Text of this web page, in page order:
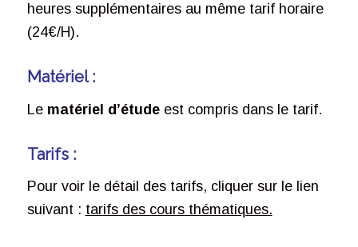
heures supplémentaires au même tarif horaire
(24€/H).
Matériel :
Le matériel d’étudeest compris dans le tarif.
Tarifs :
Pour voir le détail des tarifs, cliquer sur le lien
suivant : tarifs des cours thématiques.